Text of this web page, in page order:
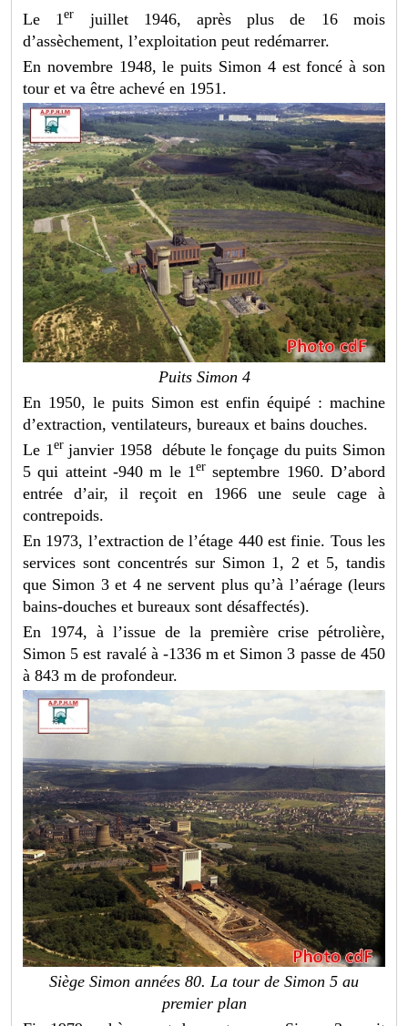
Le 1er
juillet 1946, après plus de 16 mois
d’assèchement, l’exploitation peut redémarrer.
En novembre 1948, le puits Simon 4 est foncé à son
tour et va être achevé en 1951.
Puits Simon 4
En 1950, le puits Simon est enfin équipé : machine
d’extraction, ventilateurs, bureaux et bains douches.
Le 1erjanvier 1958 débute le fonçage du puits Simon
5 qui atteint -940 m le 1erseptembre 1960. D’abord
entrée d’air, il reçoit en 1966 une seule cage à
contrepoids.
En 1973, l’extraction de l’étage 440 est finie. Tous les
services sont concentrés sur Simon 1, 2 et 5, tandis
que Simon 3 et 4 ne servent plus qu’à l’aérage (leurs
bains-douches et bureaux sont désaffectés).
En 1974, à l’issue de la première crise pétrolière,
Simon 5 est ravalé à -1336 m et Simon 3 passe de 450
à 843 m de profondeur.
Siège Simon années 80. La tour de Simon 5 au
premier plan